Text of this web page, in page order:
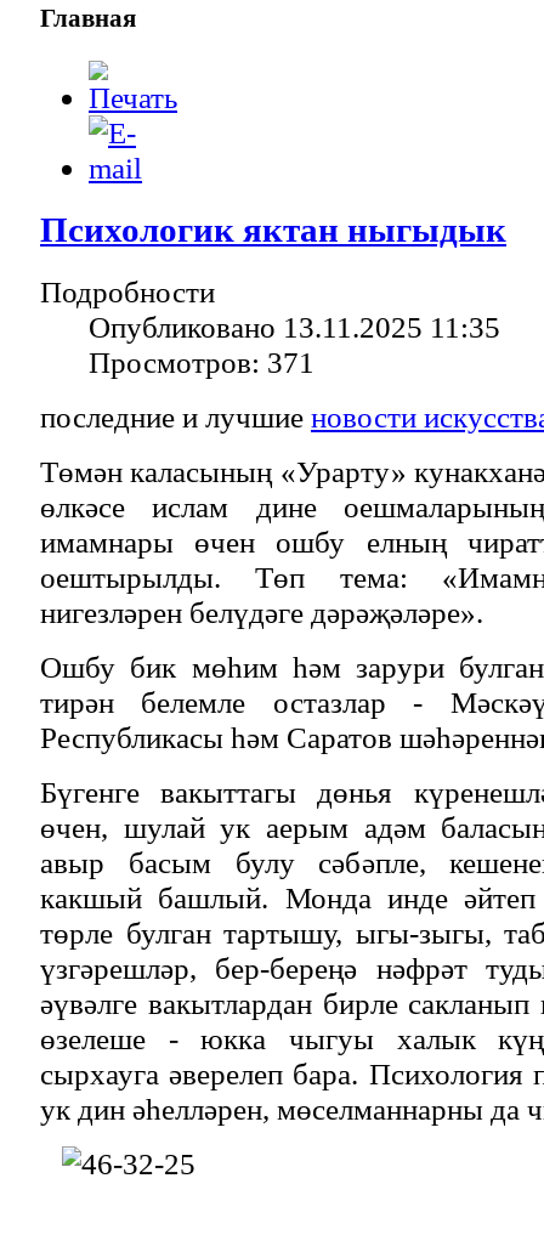
Главная
Психологик яктан ныгыдык
Подробности
Опубликовано 13.11.2025 11:35
Просмотров: 371
последние и лучшие новости
Төмән каласының «Урарту»
өлкәсе ислам дине
имамнары өчен ошбу елның
оештырылды. Төп тема:
нигезләрен белүдәге дәрәҗәләре».
Ошбу бик мөһим һәм зарури
тирән белемле остазлар -
Республикасы һәм Саратов
Бүгенге вакыттагы дөнья
өчен, шулай ук аерым адәм
авыр басым булу сәбәпле,
какшый башлый. Монда инде әйтеп
төрле булган тартышу, ыгы-зыгы,
үзгәрешләр, бер-береңә нәфрәт
әүвәлге вакытлардан бирле сакланып
өзелеше - юкка чыгуы халык
сырхауга әверелеп бара.
ук дин әһелләрен, мөселманнарны да